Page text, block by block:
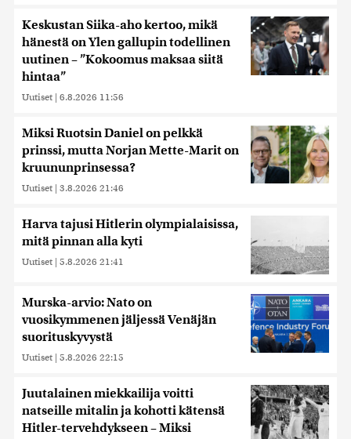
Keskustan Siika-aho kertoo, mikä
hänestä on Ylen gallupin todellinen
uutinen – ”Kokoomus maksaa siitä
hintaa”
Uutiset | 6.8.2026 11:56
Miksi Ruotsin Daniel on pelkkä
prinssi, mutta Norjan Mette-Marit on
kruununprinsessa?
Uutiset | 3.8.2026 21:46
Harva tajusi Hitlerin olympialaisissa,
mitä pinnan alla kyti
Uutiset | 5.8.2026 21:41
Murska-arvio: Nato on
vuosikymmenen jäljessä Venäjän
suorituskyvystä
Uutiset | 5.8.2026 22:15
Juutalainen miekkailija voitti
natseille mitalin ja kohotti kätensä
Hitler-tervehdykseen – Miksi